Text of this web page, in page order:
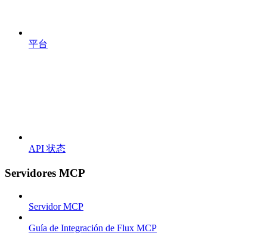
平台
API 状态
Servidores MCP
Servidor MCP
Guía de Integración de Flux MCP